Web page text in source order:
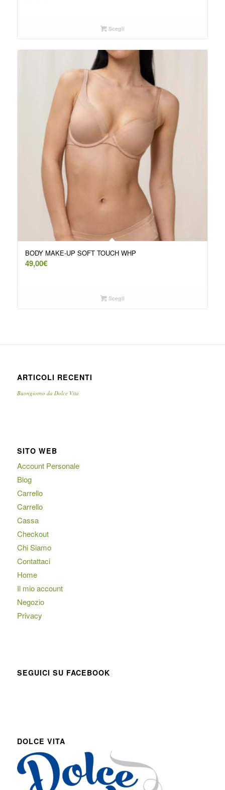
Scegli
BODY MAKE-UP SOFT TOUCH WHP
49,00€
Scegli
ARTICOLI RECENTI
Buongiorno da Dolce Vita
SITO WEB
Account Personale
Blog
Carrello
Carrello
Cassa
Checkout
Chi Siamo
Contattaci
Home
Il mio account
Negozio
Privacy
SEGUICI SU FACEBOOK
DOLCE VITA